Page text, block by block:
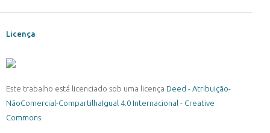
Licença
Este trabalho está licenciado sob uma licença Deed - Atribuição-
NãoComercial-CompartilhaIgual 4.0 Internacional - Creative
Commons